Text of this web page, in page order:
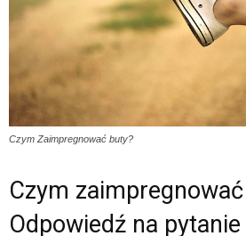
Czym Zaimpregnować buty?
Czym
Odpowiedź na pytanie